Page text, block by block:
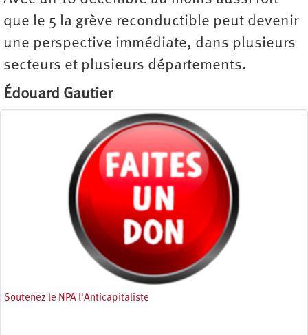
que le 5 la grève reconductible peut devenir
une perspective immédiate, dans plusieurs
secteurs et plusieurs départements.
Édouard Gautier
Soutenez le NPA l'Anticapitaliste